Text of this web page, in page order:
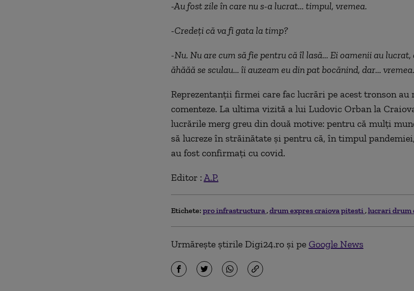
-Au fost zile în care nu s-a lucrat... timpul, vremea.
-Credeți că va fi gata la timp?
-Nu. Nu are cum să fie pentru că îl lasă... Ei oamenii au lucrat,
ăhăăă se sculau... îi auzeam eu din pat bocănind, dar... vremea.
Reprezentanţii firmei care fac lucrări pe acest tronson au
comenteze. La ultima vizită a lui Ludovic Orban la
lucrările merg greu din două motive: pentru că mulți
să lucreze în străinătate şi pentru că, în timpul
au fost confirmaţi cu covid.
Editor : A.P.
Etichete: pro infrastructura drum expres craiova pitesti lucrari drum
Urmărește știrile Digi24.ro și pe Google News